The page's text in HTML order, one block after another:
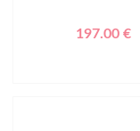
197.00 €